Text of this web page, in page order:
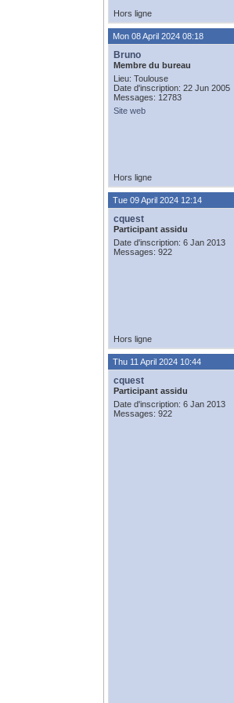
Hors ligne
Mon 08 April 2024 08:18
Bruno
Membre du bureau
Lieu: Toulouse
Date d'inscription: 22 Jun 2005
Messages: 12783
Site web
Hors ligne
Tue 09 April 2024 12:14
cquest
Participant assidu
Date d'inscription: 6 Jan 2013
Messages: 922
Hors ligne
Thu 11 April 2024 10:44
cquest
Participant assidu
Date d'inscription: 6 Jan 2013
Messages: 922